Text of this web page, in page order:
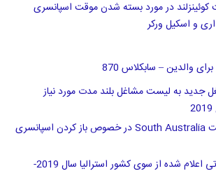
کوئینزلند در مورد بسته شدن موقت اسپانسری
و اسکیل ورکر
والدین – سابکلاس 870
شدن 36 شغل جدید به لیست مشاغل بلند مدت مورد نیاز
اعلامیه رسمی ایاالت South Australia در خصوص باز کردن اسپانسری
تحلیل برنامه مهاجرتی اعلام شده از سوی کشور استرالیا سال 2019-